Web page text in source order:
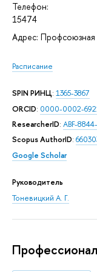
Телефон:
15474
Адрес: Профсоюзная
Расписание
SPIN РИНЦ: 1365-3867
ORCID: 0000-0002-
ResearcherID: ABF-
Scopus AuthorID:
Google Scholar
Руководитель
Тоневицкий А. Г.